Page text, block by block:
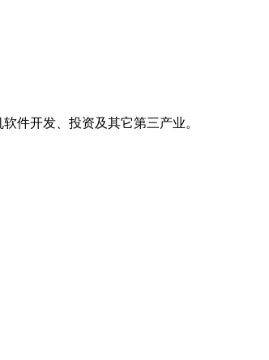
件开发、投资及其它第三产业。